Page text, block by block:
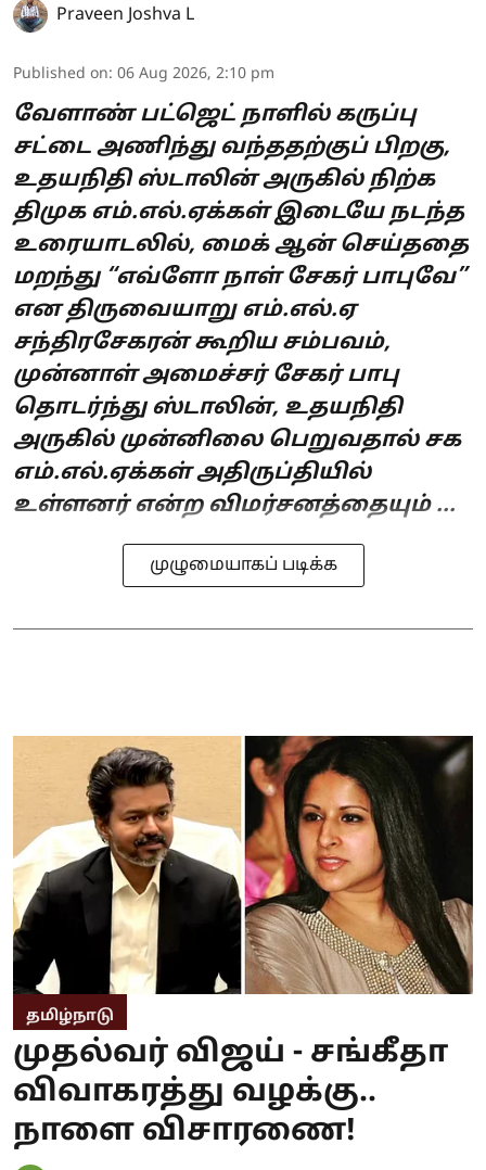
Praveen Joshva L
Published on: 06 Aug 2026, 2:10 pm
வேளாண் பட்ஜெட் நாளில் கருப்பு
சட்டை அணிந்து வந்ததற்குப் பிறகு,
உதயநிதி ஸ்டாலின் அருகில் நிற்க
திமுக எம்.எல்.ஏக்கள் இடையே நடந்த
உரையாடலில், மைக் ஆன் செய்ததை
மறந்து “எவ்ளோ நாள் சேகர் பாபுவே”
என திருவையாறு எம்.எல்.ஏ
சந்திரசேகரன் கூறிய சம்பவம்,
முன்னாள் அமைச்சர் சேகர் பாபு
தொடர்ந்து ஸ்டாலின், உதயநிதி
அருகில் முன்னிலை பெறுவதால் சக
எம்.எல்.ஏக்கள் அதிருப்தியில்
உள்ளனர் என்ற விமர்சனத்தையும் ...
முழுமையாகப் படிக்க
தமிழ்நாடு
முதல்வர் விஜய் - சங்கீதா
விவாகரத்து வழக்கு..
நாளை விசாரணை!